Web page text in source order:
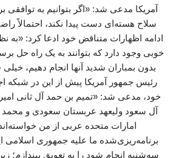
آمریکا مدعی شد: «اگر بتوانیم به توافقی
سلاح هسته‌ای دست پیدا نکند، احتمالاً
ادامه اظهارات متناقض خود ادعا کرد:
خوبی وجود دارد که بتوانند به یک راه‌ حل
بدون بمباران شدید آنها انجام دهیم،
رئیس جمهور آمریکا پیش از این در
خود، مدعی شد: «تمیم بن حمد آل ثانی
آل سعود ولیعهد عربستان سعودی و محمد
امارات متحده عربی از من
برنامه‌ریزی‌شده ما علیه جمهوری اسلامی
سه‌شنبه انجام شود را به تعویق بیندازم؛